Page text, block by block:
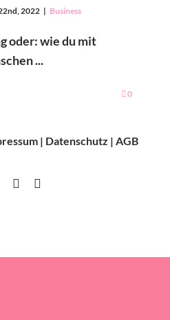
2022 | Business
oder: wie du mit
...
0
| Datenschutz | AGB
InstagramFacebook